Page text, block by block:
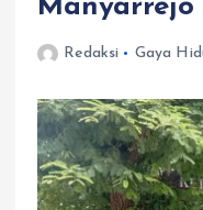
Manyarrejo
Redaksi Gaya